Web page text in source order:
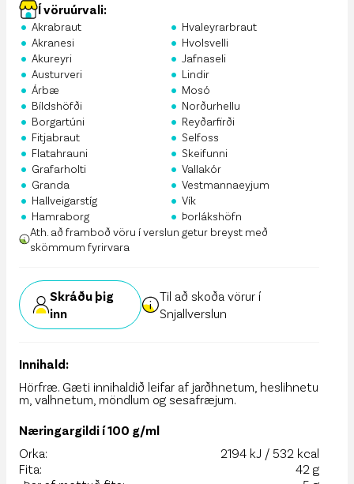
Í vöruúrvali:
• Akrabraut
• Akranesi
• Akureyri
• Austurveri
• Árbæ
• Bíldshöfði
• Borgartúni
• Fitjabraut
• Flatahrauni
• Grafarholti
• Granda
• Hallveigarstíg
• Hamraborg
• Hvaleyrarbraut
• Hvolsvelli
• Jafnaseli
• Lindir
• Mosó
• Norðurhellu
• Reyðarfirði
• Selfoss
• Skeifunni
• Vallakór
• Vestmannaeyjum
• Vík
• Þorlákshöfn
Ath. að framboð vöru í verslun getur breyst með
skömmum fyrirvara
Skráðu þig
inn
Til að skoða vörur í
Snjallverslun
Innihald:
Hörfræ. Gæti innihaldið leifar af jarðhnetum, heslihnetu
m, valhnetum, möndlum og sesafræjum.
Næringargildi í 100 g/ml
Orka:
2194 kJ / 532 kcal
Fita:
42 g